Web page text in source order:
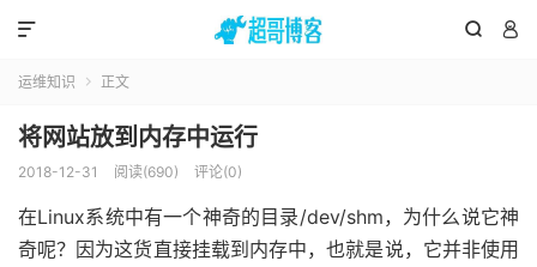
 

运维知识  正文
将网站放到内存中运行
2018-12-31 阅读(690) 评论(0)
在Linux系统中有一个神奇的目录/dev/shm，为什么说它神
奇呢？因为这货直接挂载到内存中，也就是说，它并非使用